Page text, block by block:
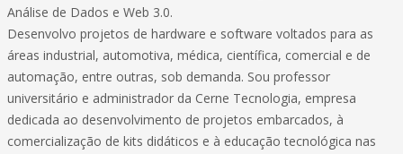
Análise de Dados e Web 3.0.
Desenvolvo projetos de hardware e software voltados para as
áreas industrial, automotiva, médica, científica, comercial e de
automação, entre outras, sob demanda. Sou professor
universitário e administrador da Cerne Tecnologia, empresa
dedicada ao desenvolvimento de projetos embarcados, à
comercialização de kits didáticos e à educação tecnológica nas